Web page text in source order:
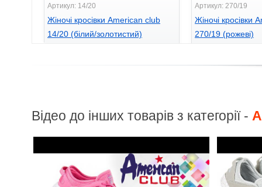
Артикул: 14/20
Жіночі кросівки American club
14/20 (білий/золотистий)
Артикул: 270/19
Жіночі кросівки
270/19 (рожеві)
Відео до інших товарів з категорії -